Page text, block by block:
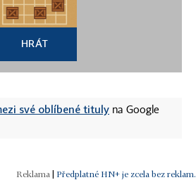
HRÁT
své oblíbené tituly na Google
| Předplatné HN+ je zcela bez reklam.